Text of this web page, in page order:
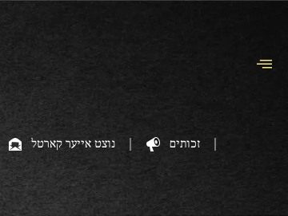
נוצט אייער קארטל זכותים